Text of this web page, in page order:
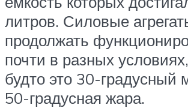
литров. Силовые
продолжать
почти в разных
будто это 30-градусный
50-градусная жара.